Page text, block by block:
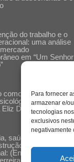
Para fornecer
armazenar e/
tecnologias
exclusivos
negativamente
do trabalho e o
uma análise
em “Um Senhor
como expressão do
(En)Cena
Dorneles
saúde mental e a
do acolhimento
(En)cena entrevista
dos Santos,